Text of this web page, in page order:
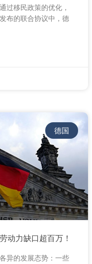
过移民政策的优化，
布的联合协议中，德
德国
动力缺口超百万！
异的发展态势：一些